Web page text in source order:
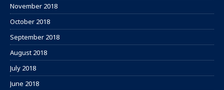
November 2018
October 2018
September 2018
August 2018
July 2018
June 2018